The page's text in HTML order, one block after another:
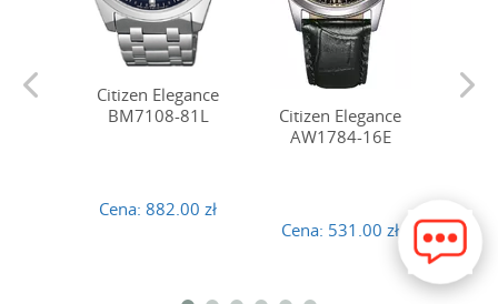
Citizen Elegance
BM7108-81L
Cena: 882.00 zł
Citizen Elegance
AW1784-16E
Cena: 531.00 zł